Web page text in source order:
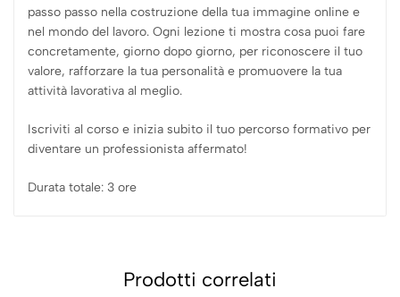
passo passo nella costruzione della tua immagine online e
nel mondo del lavoro. Ogni lezione ti mostra cosa puoi fare
concretamente, giorno dopo giorno, per riconoscere il tuo
valore, rafforzare la tua personalità e promuovere la tua
attività lavorativa al meglio.
Iscriviti al corso e inizia subito il tuo percorso formativo per
diventare un professionista affermato!
Durata totale: 3 ore
Prodotti correlati